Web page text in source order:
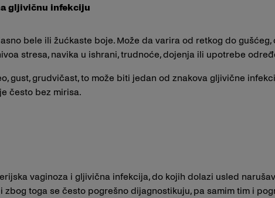
gljivičnu infekciju
bele ili žućkaste boje. Može da varira od retkog do
stresa, navika u ishrani, trudnoće, dojenja ili upotrebe
gust, grudvičast, to može biti jedan od znakova gljivične
često bez mirisa.
vaginoza i gljivična infekcija, do kojih dolazi usled
toga se često pogrešno dijagnostikuju, pa samim tim i